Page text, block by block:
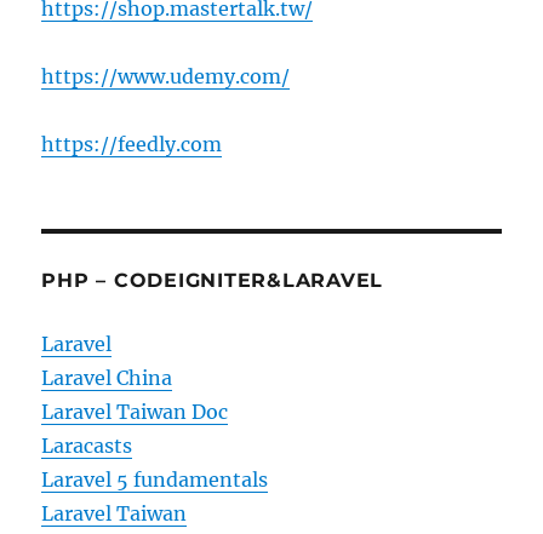
https://shop.mastertalk.tw/
https://www.udemy.com/
https://feedly.com
PHP – CODEIGNITER&LARAVEL
Laravel
Laravel China
Laravel Taiwan Doc
Laracasts
Laravel 5 fundamentals
Laravel Taiwan